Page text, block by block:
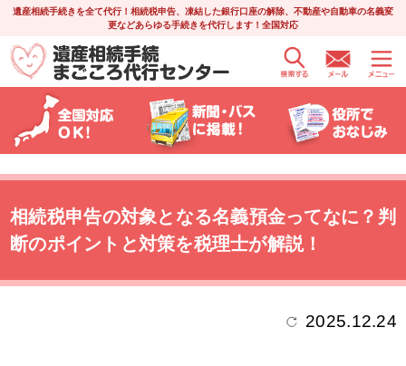
遺産相続手続きを全て代行！相続税申告、凍結した銀行口座の解除、不動産や自動車の名義変
更などあらゆる手続きを代行します！全国対応
相続税申告の対象となる名義預金ってなに？判
断のポイントと対策を税理士が解説！
2025.12.24